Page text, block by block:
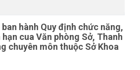
hành Quy định chức năng,
cua Văn phòng Sở, Thanh
chuyên môn thuộc Sở Khoa